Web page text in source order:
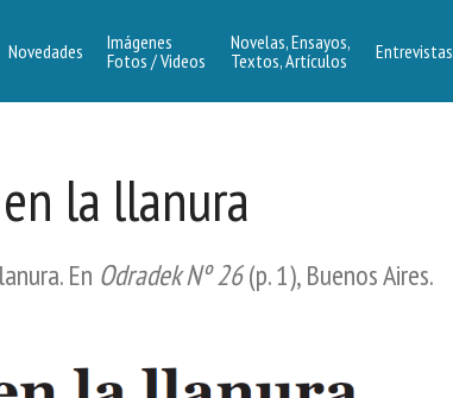
Novedades
Imágenes
Fotos / Videos
Novelas, Ensayos,
Textos, Artículos
Entrevistas
la llanura
En Odradek Nº 26(p. 1), Buenos Aires.